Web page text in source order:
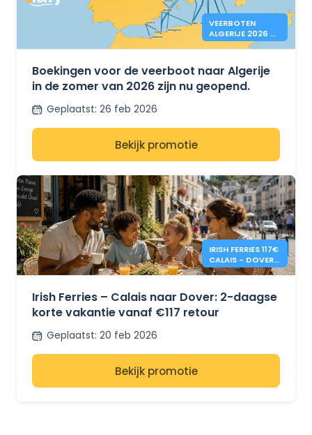
VEERBOTEN
ALGERIJE 2026 –
BOEKINGEN OPEN
Boekingen voor de veerboot naar Algerije
in de zomer van 2026 zijn nu geopend.
Geplaatst: 26 feb 2026
Bekijk promotie
IRISH FERRIES 117€
CALAIS - DOVER
2-DAAGSE
Irish Ferries – Calais naar Dover: 2-daagse
korte vakantie vanaf €117 retour
Geplaatst: 20 feb 2026
Bekijk promotie